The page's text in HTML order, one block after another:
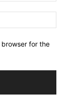
browser for the